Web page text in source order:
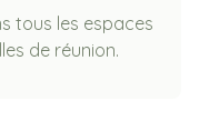
tous les espaces
de réunion.